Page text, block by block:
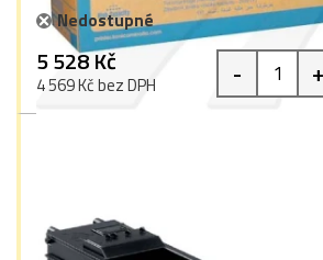
Nedostupné
5 528 Kč
4 569 Kč bez DPH - +